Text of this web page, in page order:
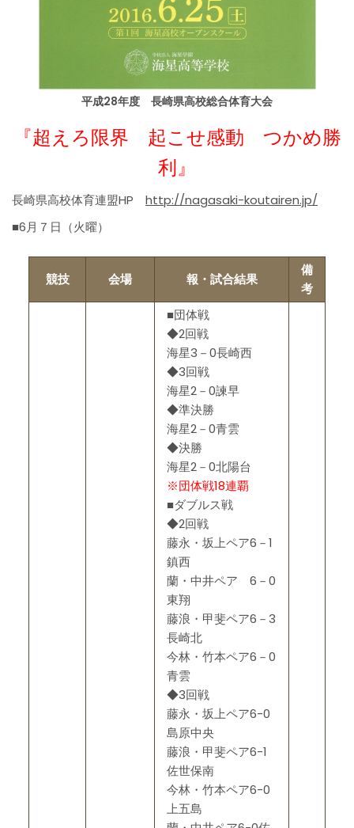
平成28年度 長崎県高校総合体育大会
『超えろ限界 起こせ感動 つかめ勝
利』
長崎県高校体育連盟HP http://nagasaki-koutairen.jp/
■6月７日（火曜）
競技 会場 報・試合結果
備
考
■団体戦
◆2回戦
海星3－0長崎西
◆3回戦
海星2－0諫早
◆準決勝
海星2－0青雲
◆決勝
海星2－0北陽台
※団体戦18連覇
■ダブルス戦
◆2回戦
藤永・坂上ペア6－1
鎮西
蘭・中井ペア 6－0
東翔
藤浪・甲斐ペア6－3
長崎北
今林・竹本ペア6－0
青雲
◆3回戦
藤永・坂上ペア6-0
島原中央
藤浪・甲斐ペア6-1
佐世保南
今林・竹本ペア6-0
上五島